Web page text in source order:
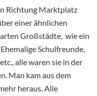
Richtung Marktplatz
einer ähnlichen
Großstädte, wie ein
Schulfreunde,
alle waren sie in der
Man kam aus dem
heraus. Alle